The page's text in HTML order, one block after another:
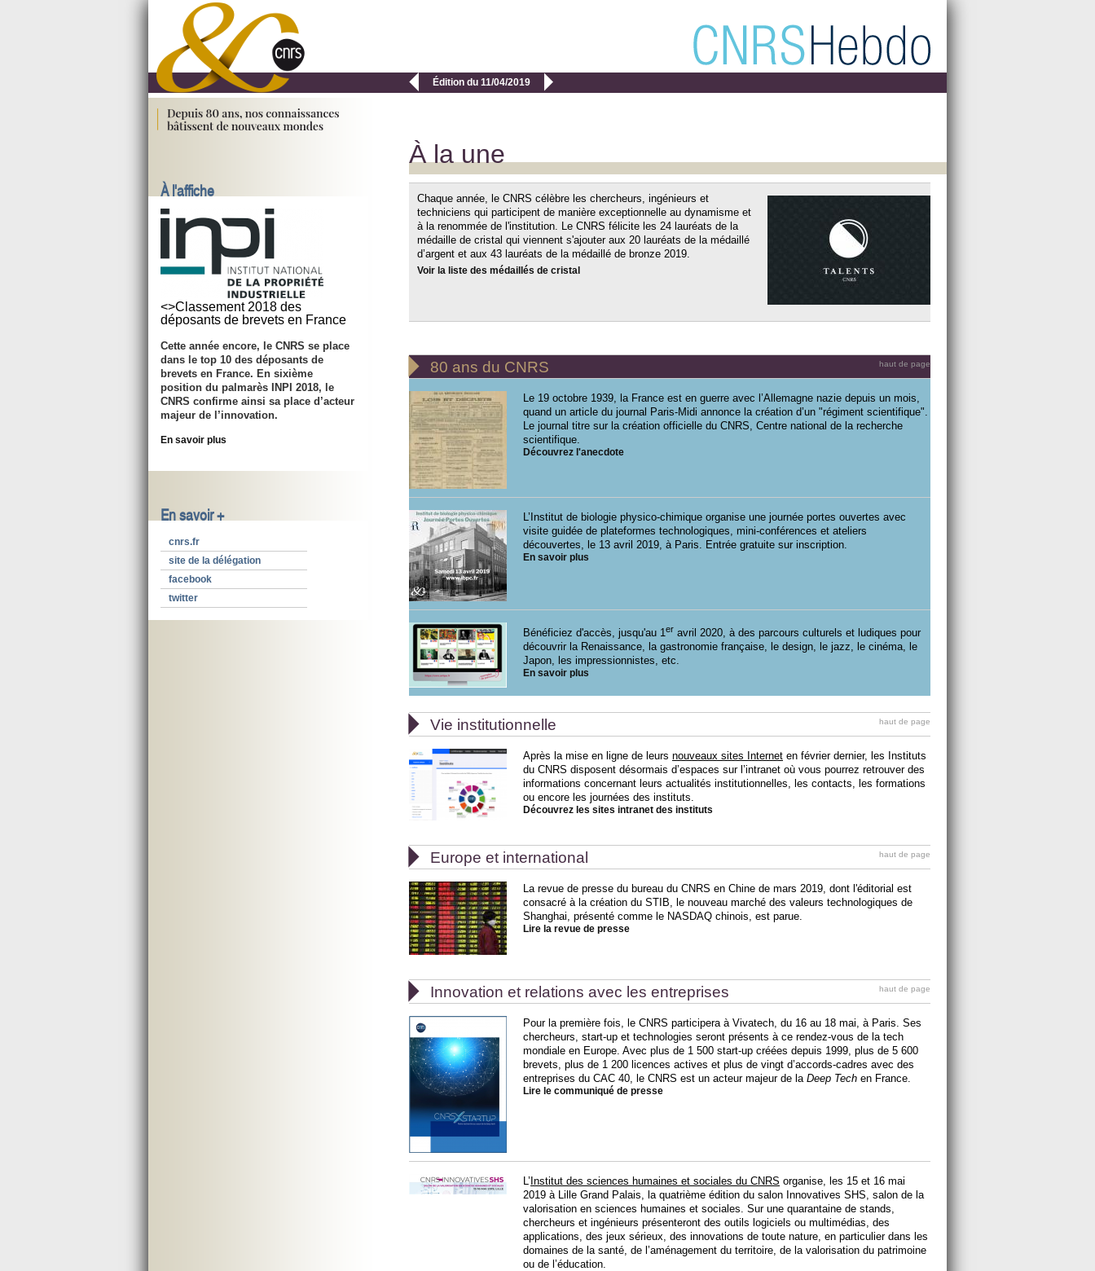
 Édition du 11/04/2019 
À l'affiche
<>Classement 2018 des
déposants de brevets en France
Cette année encore, le CNRS se place
dans le top 10 des déposants de
brevets en France. En sixième
position du palmarès INPI 2018, le
CNRS confirme ainsi sa place d’acteur
majeur de l’innovation.
En savoir plus
En savoir +
cnrs.fr
site de la délégation
facebook
twitter
À la une
Chaque année, le CNRS célèbre les chercheurs, ingénieurs et
techniciens qui participent de manière exceptionnelle au dynamisme et
à la renommée de l'institution. Le CNRS félicite les 24 lauréats de la
médaille de cristal qui viennent s'ajouter aux 20 lauréats de la médaillé
d’argent et aux 43 lauréats de la médaillé de bronze 2019.
Voir la liste des médaillés de cristal
 80 ans du CNRS haut de page
Le 19 octobre 1939, la France est en guerre avec l’Allemagne nazie depuis un mois,
quand un article du journal Paris-Midi annonce la création d’un "régiment scientifique".
Le journal titre sur la création officielle du CNRS, Centre national de la recherche
scientifique.
Découvrez l'anecdote
L’Institut de biologie physico-chimique organise une journée portes ouvertes avec
visite guidée de plateformes technologiques, mini-conférences et ateliers
découvertes, le 13 avril 2019, à Paris. Entrée gratuite sur inscription.
En savoir plus
Bénéficiez d'accès, jusqu'au 1er avril 2020, à des parcours culturels et ludiques pour
découvrir la Renaissance, la gastronomie française, le design, le jazz, le cinéma, le
Japon, les impressionnistes, etc.
En savoir plus
 Vie institutionnelle haut de page
Après la mise en ligne de leurs nouveaux sites Internet en février dernier, les Instituts
du CNRS disposent désormais d’espaces sur l’intranet où vous pourrez retrouver des
informations concernant leurs actualités institutionnelles, les contacts, les formations
ou encore les journées des instituts.
Découvrez les sites intranet des instituts
 Europe et international haut de page
La revue de presse du bureau du CNRS en Chine de mars 2019, dont l'éditorial est
consacré à la création du STIB, le nouveau marché des valeurs technologiques de
Shanghai, présenté comme le NASDAQ chinois, est parue.
Lire la revue de presse
 Innovation et relations avec les entreprises haut de page
Pour la première fois, le CNRS participera à Vivatech, du 16 au 18 mai, à Paris. Ses
chercheurs, start-up et technologies seront présents à ce rendez-vous de la tech
mondiale en Europe. Avec plus de 1 500 start-up créées depuis 1999, plus de 5 600
brevets, plus de 1 200 licences actives et plus de vingt d’accords-cadres avec des
entreprises du CAC 40, le CNRS est un acteur majeur de la Deep Tech en France.
Lire le communiqué de presse
L’Institut des sciences humaines et sociales du CNRS organise, les 15 et 16 mai
2019 à Lille Grand Palais, la quatrième édition du salon Innovatives SHS, salon de la
valorisation en sciences humaines et sociales. Sur une quarantaine de stands,
chercheurs et ingénieurs présenteront des outils logiciels ou multimédias, des
applications, des jeux sérieux, des innovations de toute nature, en particulier dans les
domaines de la santé, de l’aménagement du territoire, de la valorisation du patrimoine
ou de l’éducation.